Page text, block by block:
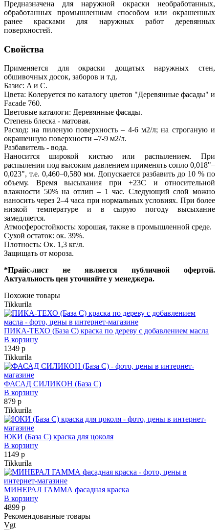
Предназначена для наружной окраски необработанных,
обработанных промышленным способом или окрашенных
ранее красками для наружных работ деревянных
поверхностей.
Свойства
Применяется для окраски дощатых наружных стен,
обшивочных досок, заборов и т.д.
Базис: A и C.
Цвета: Колеруется по каталогу цветов "Деревянные фасады" и
Facade 760.
Цветовые каталоги: Деревянные фасады.
Степень блеска - матовая.
Расход: на пиленую поверхность – 4-6 м2/л; на строганую и
окрашенную поверхности –7-9 м2/л.
Разбавитель - вода.
Наносится широкой кистью или распылением. При
распылении под высоким давлением применять сопло 0,018"–
0,023", т.е. 0,460–0,580 мм. Допускается разбавить до 10 % по
объему. Время высыхания при +23С и относительной
влажности 50% на отлип – 1 час. Следующий слой можно
наносить через 2–4 часа при нормальных условиях. При более
низкой температуре и в сырую погоду высыхание
замедляется.
Атмосферостойкость: хорошая, также в промышленной среде.
Сухой остаток: ок. 39%.
Плотность: Ок. 1,3 кг/л.
Защищать от мороза.
*Прайс-лист не является публичной офертой.
Актуальность цен уточняйте у менеджера.
Похожие товары
Tikkurila
ПИКА-ТЕХО (База С) краска по дереву с добавлением масла
В корзину
1349 р
Tikkurila
ФАСАД СИЛИКОН (База С)
В корзину
879 р
Tikkurila
ЮКИ (База С) краска для цоколя
В корзину
1149 р
Tikkurila
МИНЕРАЛ ГАММА фасадная краска
В корзину
4899 р
Рекомендованные товары
Vgt